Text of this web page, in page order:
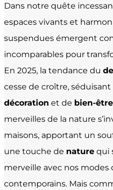
Dans notre quête
espaces vivants et
suspendues émergent
incomparables pour
En 2025, la tendance du
cesse de croître,
décoration et de bien-être
merveilles de la nature
maisons, apportant un
une touche de nature qui
merveille avec nos modes
contemporains. Mais